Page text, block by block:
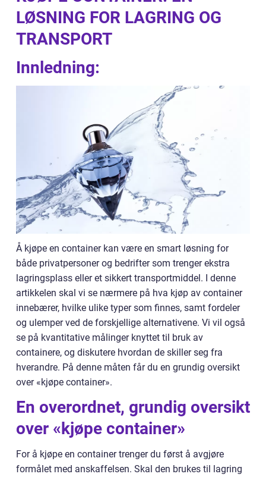
LØSNING FOR LAGRING OG
TRANSPORT
Innledning:
Å kjøpe en container kan være en smart løsning for
både privatpersoner og bedrifter som trenger ekstra
lagringsplass eller et sikkert transportmiddel. I denne
artikkelen skal vi se nærmere på hva kjøp av container
innebærer, hvilke ulike typer som finnes, samt fordeler
og ulemper ved de forskjellige alternativene. Vi vil også
se på kvantitative målinger knyttet til bruk av
containere, og diskutere hvordan de skiller seg fra
hverandre. På denne måten får du en grundig oversikt
over «kjøpe container».
En overordnet, grundig oversikt
over «kjøpe container»
For å kjøpe en container trenger du først å avgjøre
formålet med anskaffelsen. Skal den brukes til lagring